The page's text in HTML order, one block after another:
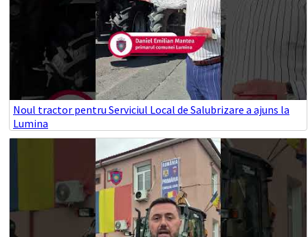
Noul tractor pentru Serviciul Local de Salubrizare a ajuns la
Lumina